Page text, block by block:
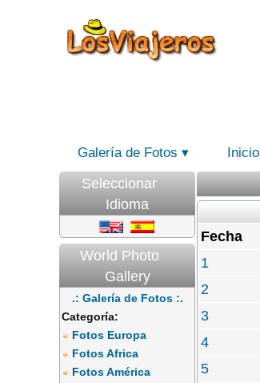
Galería de Fotos Inicio
Seleccionar
Idioma
World Photo
Gallery
.: Galería de Fotos :.
Categoría:
Fotos Europa
Fotos Africa
Fotos América
Fecha
1
2
3
4
5